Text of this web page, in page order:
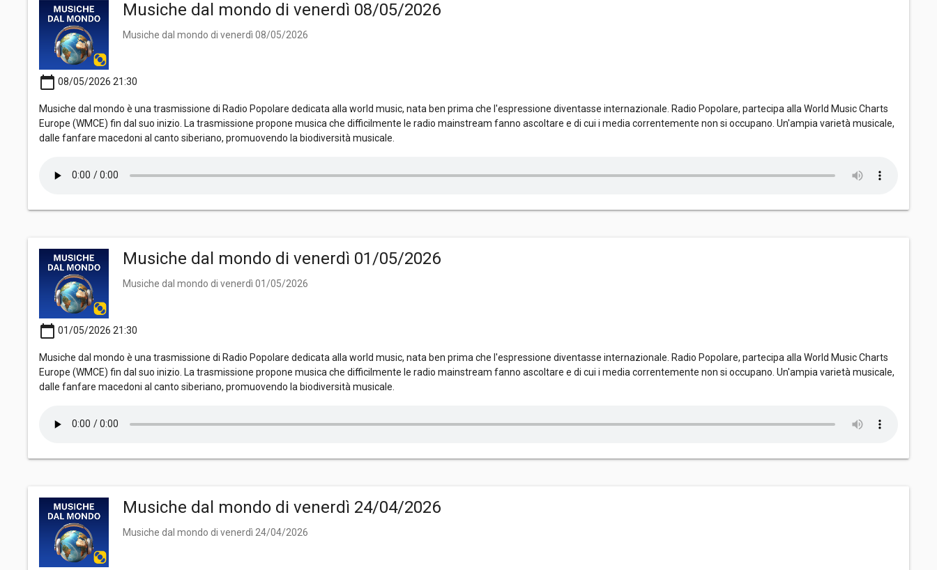
Musiche dal mondo di venerdì 08/05/2026
Musiche dal mondo di venerdì 08/05/2026
calendar_today 08/05/2026 21:30
Musiche dal mondo è una trasmissione di Radio Popolare dedicata alla world music, nata ben prima che l'espressione diventasse internazionale. Radio Popolare, partecipa alla World Music Charts
Europe (WMCE) fin dal suo inizio. La trasmissione propone musica che difficilmente le radio mainstream fanno ascoltare e di cui i media correntemente non si occupano. Un'ampia varietà musicale,
dalle fanfare macedoni al canto siberiano, promuovendo la biodiversità musicale.
Musiche dal mondo di venerdì 01/05/2026
Musiche dal mondo di venerdì 01/05/2026
calendar_today 01/05/2026 21:30
Musiche dal mondo è una trasmissione di Radio Popolare dedicata alla world music, nata ben prima che l'espressione diventasse internazionale. Radio Popolare, partecipa alla World Music Charts
Europe (WMCE) fin dal suo inizio. La trasmissione propone musica che difficilmente le radio mainstream fanno ascoltare e di cui i media correntemente non si occupano. Un'ampia varietà musicale,
dalle fanfare macedoni al canto siberiano, promuovendo la biodiversità musicale.
Musiche dal mondo di venerdì 24/04/2026
Musiche dal mondo di venerdì 24/04/2026